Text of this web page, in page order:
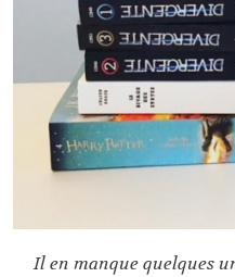
Il en manque quelques